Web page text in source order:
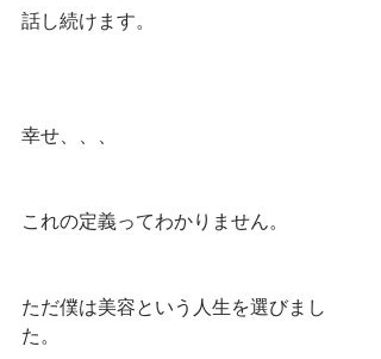
話し続けます。
幸せ、、、
これの定義ってわかりません。
ただ僕は美容という人生を選びまし
た。